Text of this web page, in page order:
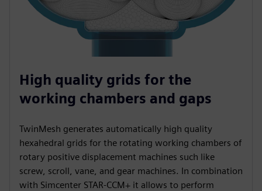
High quality grids for the
working chambers and gaps
TwinMesh generates automatically high quality
hexahedral grids for the rotating working chambers of
rotary positive displacement machines such like
screw, scroll, vane, and gear machines. In combination
with Simcenter STAR-CCM+ it allows to perform